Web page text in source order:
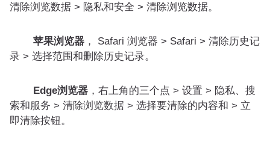
清除浏览数据 > 隐私和安全 > 清除浏览数据。
苹果浏览器 ， Safari 浏览器 > Safari > 清除历史记
录 > 选择范围和删除历史记录。
Edge浏览器 ，右上角的三个点 > 设置 > 隐私、搜
索和服务 > 清除浏览数据 > 选择要清除的内容和 > 立
即清除按钮。